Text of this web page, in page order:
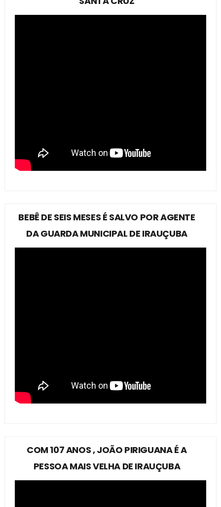
BEBÊ DE SEIS MESES É SALVO POR AGENTE
DA GUARDA MUNICIPAL DE IRAUÇUBA
COM 107 ANOS , JOÃO PIRIGUANA É A
PESSOA MAIS VELHA DE IRAUÇUBA